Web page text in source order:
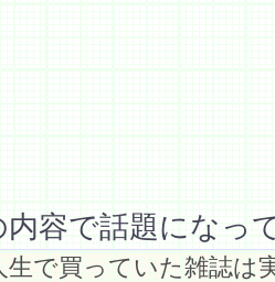
容で話題になっ
生で買っていた雑誌は